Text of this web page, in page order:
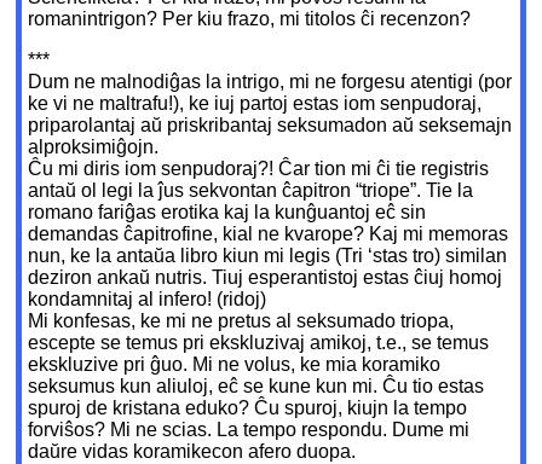
romanintrigon? Per kiu frazo, mi titolos ĉi recenzon?
***
Dum ne malnodiĝas la intrigo, mi ne forgesu atentigi (por
ke vi ne maltrafu!), ke iuj partoj estas iom senpudoraj,
priparolantaj aŭ priskribantaj seksumadon aŭ seksemajn
alproksimiĝojn.
Ĉu mi diris iom senpudoraj?! Ĉar tion mi ĉi tie registris
antaŭ ol legi la ĵus sekvontan ĉapitron “triope”. Tie la
romano fariĝas erotika kaj la kunĝuantoj eĉ sin
demandas ĉapitrofine, kial ne kvarope? Kaj mi memoras
nun, ke la antaŭa libro kiun mi legis (Tri ‘stas tro) similan
deziron ankaŭ nutris. Tiuj esperantistoj estas ĉiuj homoj
kondamnitaj al infero! (ridoj)
Mi konfesas, ke mi ne pretus al seksumado triopa,
escepte se temus pri ekskluzivaj amikoj, t.e., se temus
ekskluzive pri ĝuo. Mi ne volus, ke mia koramiko
seksumus kun aliuloj, eĉ se kune kun mi. Ĉu tio estas
spuroj de kristana eduko? Ĉu spuroj, kiujn la tempo
forviŝos? Mi ne scias. La tempo respondu. Dume mi
daŭre vidas koramikecon afero duopa.